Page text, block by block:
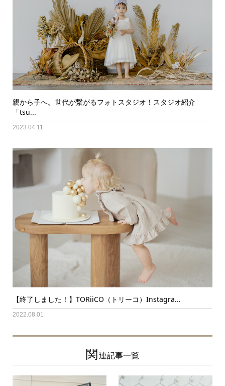
親から子へ。世代が繋がるフォトスタジオ！スタジオ紹介
「tsu...
2023.04.11
【終了しました！】TORiiCO（トリーコ）Instagra...
2022.08.01
関連記事一覧